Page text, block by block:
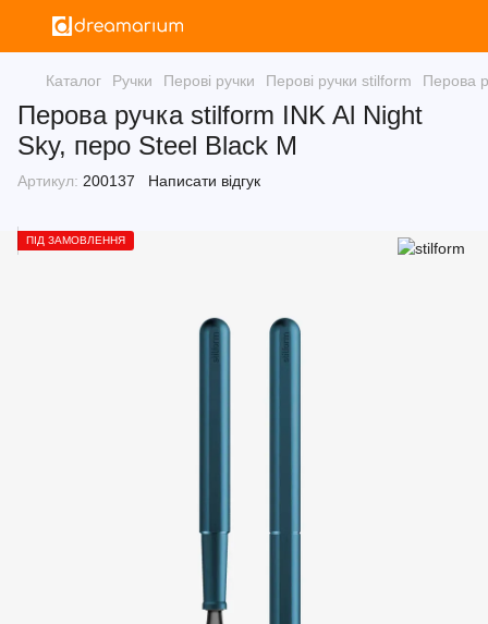
Каталог Ручки Перові ручки Перові ручки stilform Перова
Перова ручка stilform INK Al Night
Sky, перо Steel Black M
Артикул: 200137 Написати відгук
ПІД ЗАМОВЛЕННЯ